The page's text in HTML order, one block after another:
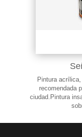
Pintura
recomendada
ciudad.Pintura